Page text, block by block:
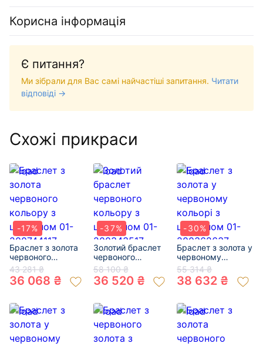
Корисна інформація
Є питання?
Ми зібрали для Вас самі найчастіші запитання. Читати
відповіді →
Схожі прикраси
-17%
Браслет з золота
червоного
кольору з
цирконом 01-
200744117
43 281 ₴
36 068 ₴
-37%
Золотий браслет
червоного
кольору з
цирконом 01-
200343517
58 100 ₴
36 520 ₴
-30%
Браслет з золота у
червоному
кольорі з
цирконом 01-
200362637
55 314 ₴
38 632 ₴